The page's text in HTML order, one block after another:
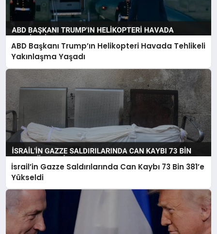
ABD Başkanı Trump’ın Helikopteri Havada Tehlikeli
Yakınlaşma Yaşadı
İsrail’in Gazze Saldırılarında Can Kaybı 73 Bin 381’e
Yükseldi